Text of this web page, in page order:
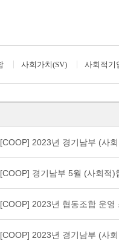
사회가치(SV) 사회적기
[COOP] 2023년 경기남부 (사
[COOP] 경기남부 5월 (사회적
[COOP] 2023년 협동조합 운영
[COOP] 2023년 경기남부 (사